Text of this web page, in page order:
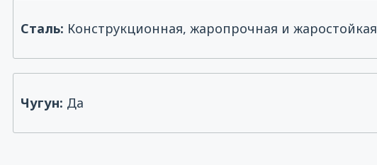
Сталь: Конструкционная, жаропрочная и жаростойкая
Чугун: Да